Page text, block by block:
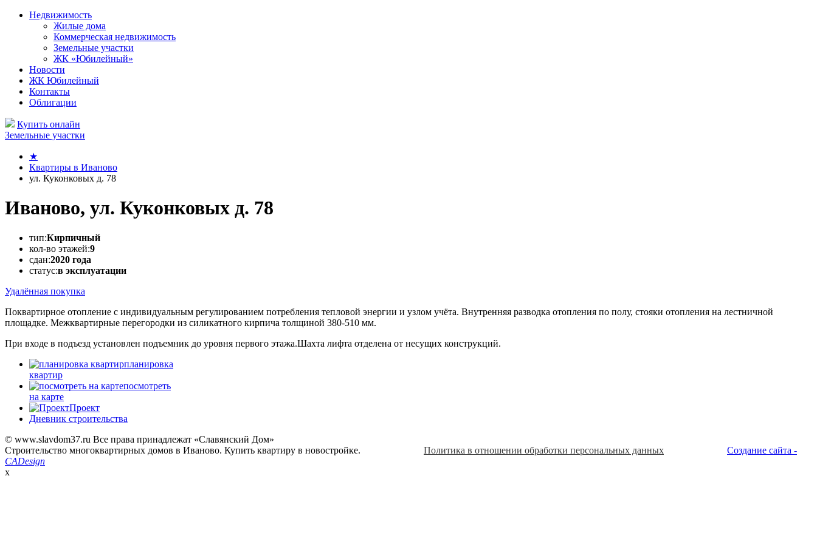
Недвижимость
Жилые дома
Коммерческая недвижимость
Земельные участки
ЖК «Юбилейный»
Новости
ЖК Юбилейный
Контакты
Облигации
Купить онлайн
Земельные участки
★
Квартиры в Иваново
ул. Куконковых д. 78
Иваново, ул. Куконковых д. 78
тип:Кирпичный
кол-во этажей:9
сдан:2020 года
статус:в эксплуатации
Удалённая покупка
Поквартирное отопление с индивидуальным регулированием потребления тепловой энергии и узлом учёта. Внутренняя разводка отопления по полу, стояки отопления на лестничной
площадке. Межквартирные перегородки из силикатного кирпича толщиной 380-510 мм.
При входе в подъезд установлен подъемник до уровня первого этажа.Шахта лифта отделена от несущих конструкций.
планировка
квартир
посмотреть
на карте
Проект
Дневник строительства
© www.slavdom37.ru Все права принадлежат «Славянский Дом»
Строительство многоквартирных домов в Иваново. Купить квартиру в новостройке.
Политика в отношении обработки персональных данных
Создание сайта -
CADesign
x